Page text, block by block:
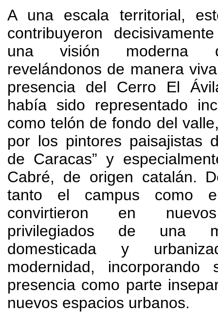
A una escala territorial,
contribuyeron
una visión moderna
revelándonos de manera
presencia del Cerro El
había sido representado
como telón de fondo del valle
por los pintores paisajistas
de Caracas” y
Cabré, de origen catalán.
tanto el campus como
convirtieron en
privilegiados de una
domesticada y
modernidad, incorporando
presencia como parte
nuevos espacios urbanos.